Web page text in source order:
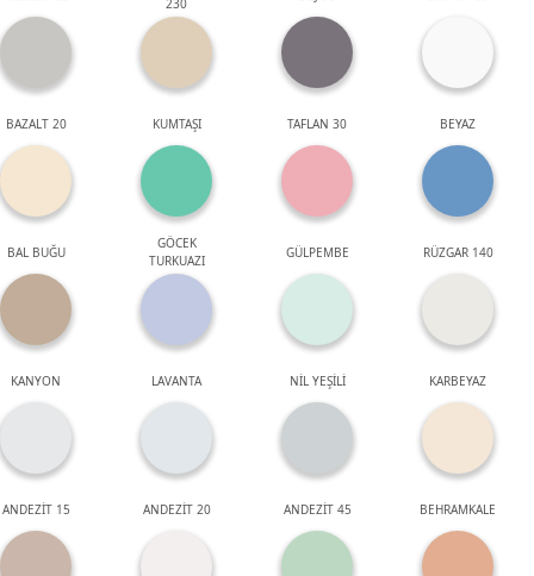
230
BAZALT 20 KUMTAŞI TAFLAN 30 BEYAZ
BAL BUĞU
GÖCEK
TURKUAZI
GÜLPEMBE RÜZGAR 140
KANYON LAVANTA NİL YEŞİLİ KARBEYAZ
ANDEZİT 15 ANDEZİT 20 ANDEZİT 45 BEHRAMKALE